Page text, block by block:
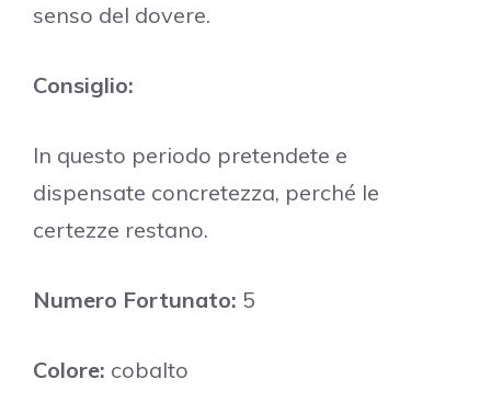
senso del dovere.
Consiglio:
In questo periodo pretendete e
dispensate concretezza, perché le
certezze restano.
Numero Fortunato: 5
Colore: cobalto